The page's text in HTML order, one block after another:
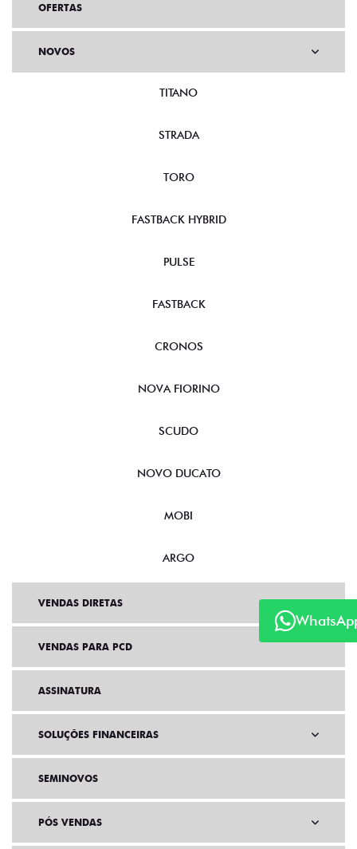
OFERTAS
NOVOS
TITANO
STRADA
TORO
FASTBACK HYBRID
PULSE
FASTBACK
CRONOS
NOVA FIORINO
SCUDO
NOVO DUCATO
MOBI
ARGO
VENDAS DIRETAS
VENDAS PARA PCD
ASSINATURA
SOLUÇÕES FINANCEIRAS
SEMINOVOS
PÓS VENDAS